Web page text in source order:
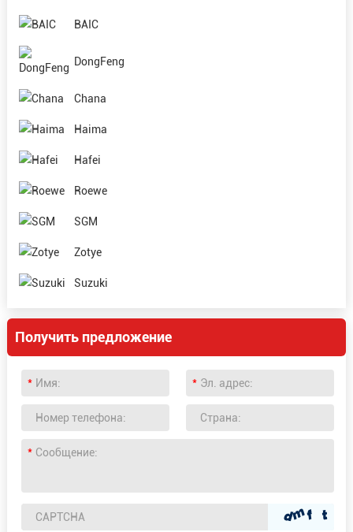
BAIC
DongFeng
Chana
Haima
Hafei
Roewe
SGM
Zotye
Suzuki
Получить предложение